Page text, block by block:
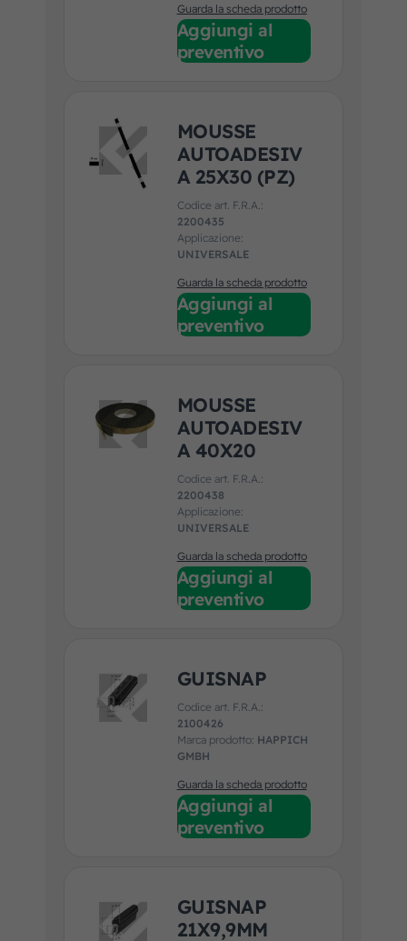
Guarda la scheda prodotto
Aggiungi al
preventivo
MOUSSE
AUTOADESIV
A 25X30 (PZ)
Codice art. F.R.A.:
2200435
Applicazione:
UNIVERSALE
Guarda la scheda prodotto
Aggiungi al
preventivo
MOUSSE
AUTOADESIV
A 40X20
Codice art. F.R.A.:
2200438
Applicazione:
UNIVERSALE
Guarda la scheda prodotto
Aggiungi al
preventivo
GUISNAP
Codice art. F.R.A.:
2100426
Marca prodotto: HAPPICH
GMBH
Guarda la scheda prodotto
Aggiungi al
preventivo
GUISNAP
21X9,9MM